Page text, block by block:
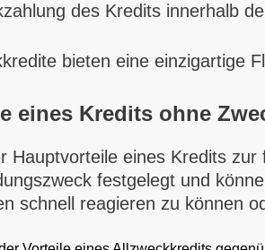
des Kredits innerhalb
bieten eine einzigartige
eines Kredits ohne
Hauptvorteile eines Kredits
festgelegt und
schnell reagieren zu können